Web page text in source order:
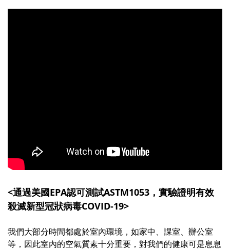
<通過美國EPA認可測試ASTM1053，實驗證明有效
殺滅新型冠狀病毒COVID-19>
我們大部分時間都處於室內環境，如家中、課室、辦公室
等，因此室內的空氣質素十分重要，對我們的健康可是息息